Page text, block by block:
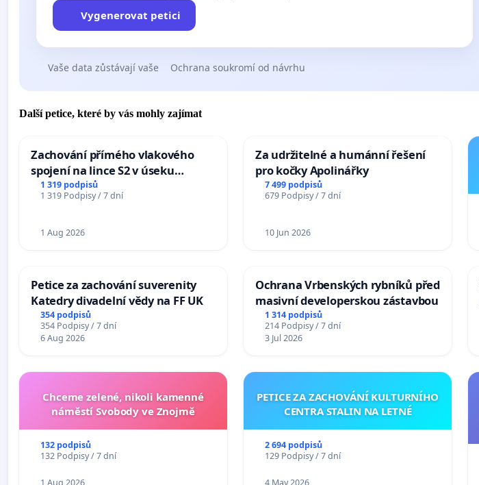
Vygenerovat petici
Vaše data zůstávají vaše Ochrana soukromí od návrhu
Další petice, které by vás mohly zajímat
Zachování přímého vlakového
spojení na lince S2 v úseku
Ostrava – Bohumín – Karviná –
Mosty u Jablunkova
1 319 podpisů
1 319 Podpisy / 7 dní
1 Aug 2026
Za udržitelné a humánní řešení
pro kočky Apolinářky
7 499 podpisů
679 Podpisy / 7 dní
10 Jun 2026
Petice za zachování suverenity
Katedry divadelní vědy na FF UK
354 podpisů
354 Podpisy / 7 dní
6 Aug 2026
Ochrana Vrbenských rybníků před
masivní developerskou zástavbou
1 314 podpisů
214 Podpisy / 7 dní
3 Jul 2026
Chceme zelené, nikoli kamenné
náměstí Svobody ve Znojmě
132 podpisů
132 Podpisy / 7 dní
1 Aug 2026
PETICE ZA ZACHOVÁNÍ KULTURNÍHO
CENTRA STALIN NA LETNÉ
2 694 podpisů
129 Podpisy / 7 dní
4 May 2026